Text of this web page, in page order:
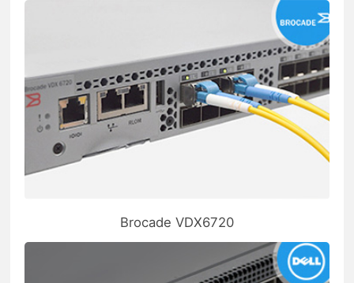
Brocade VDX6720